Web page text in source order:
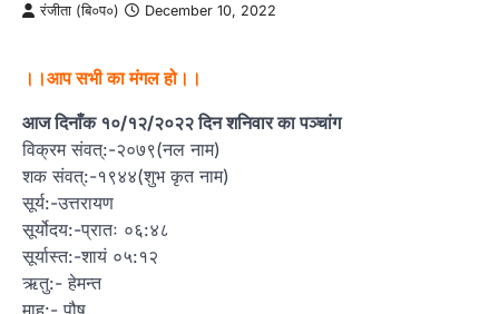
रंजीता (बि०प०) December 10, 2022
।।आप सभी का मंगल हो।।
आज दिनाँक १०/१२/२०२२ दिन शनिवार का पञ्चांग
विक्रम संवत्:-२०७९(नल नाम)
शक संवत्:-१९४४(शुभ कृत नाम)
सूर्य:-उत्तरायण
सूर्योदय:-प्रातः ०६:४८
सूर्यास्त:-शायं ०५:१२
ऋतु:- हेमन्त